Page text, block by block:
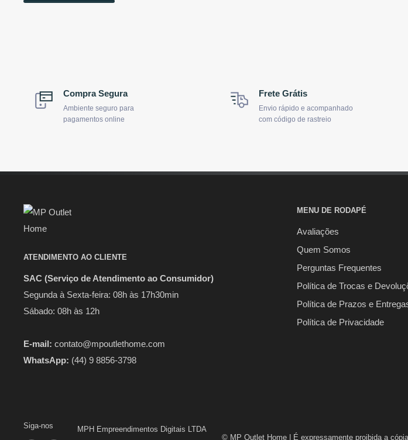
Compra Segura
Ambiente seguro para
pagamentos online
Frete Grátis
Envio rápido e acompanhado
com código de rastreio
ATENDIMENTO AO CLIENTE
SAC (Serviço de Atendimento ao Consumidor)
Segunda à Sexta-feira: 08h às 17h30min
Sábado: 08h às 12h
E-mail: contato@mpoutlethome.com
WhatsApp: (44) 9 8856-3798
MENU DE RODAPÉ
Avaliações
Quem Somos
Perguntas Frequentes
Política de Trocas e
Política de Prazos e
Política de Privacidade
Siga-nos
MPH Empreendimentos Digitais LTDA
© MP Outlet Home | É expressamente proibida a